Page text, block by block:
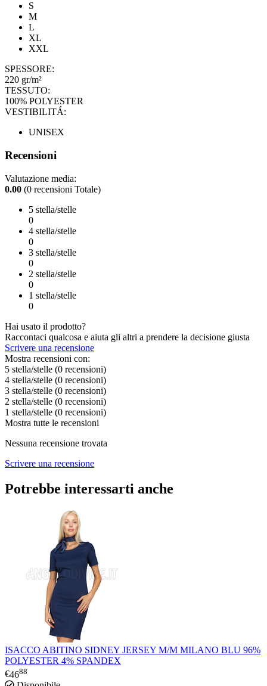
S
M
L
XL
XXL
SPESSORE:
220 gr/m²
TESSUTO:
100% POLYESTER
VESTIBILITÁ:
UNISEX
Recensioni
Valutazione media:
0.00 (0 recensioni Totale)
5 stella/stelle
0
4 stella/stelle
0
3 stella/stelle
0
2 stella/stelle
0
1 stella/stelle
0
Hai usato il prodotto?
Raccontaci qualcosa e aiuta gli altri a prendere la decisione giusta
Scrivere una recensione
Mostra recensioni con:
5 stella/stelle (0 recensioni)
4 stella/stelle (0 recensioni)
3 stella/stelle (0 recensioni)
2 stella/stelle (0 recensioni)
1 stella/stelle (0 recensioni)
Mostra tutte le recensioni
Nessuna recensione trovata
Scrivere una recensione
Potrebbe interessarti anche
ISACCO ABITINO SIDNEY JERSEY M/M MILANO BLU 96%
POLYESTER 4% SPANDEX
€4688